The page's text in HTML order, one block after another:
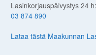
Lasinkorjauspäivystys 24 h:
03 874 890
Lataa tästä Maakunnan